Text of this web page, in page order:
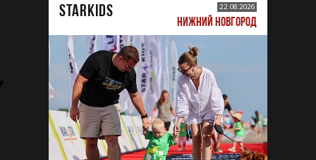
STARKIDS 22.08.2026
НИЖНИЙ НОВГОРОД